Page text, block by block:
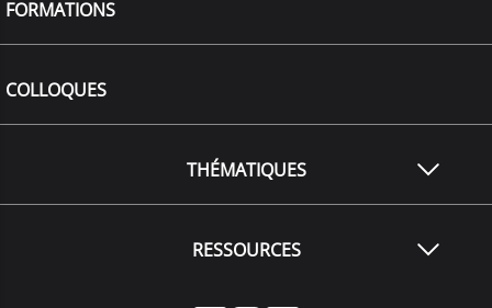
FORMATIONS
COLLOQUES
THÉMATIQUES
RESSOURCES